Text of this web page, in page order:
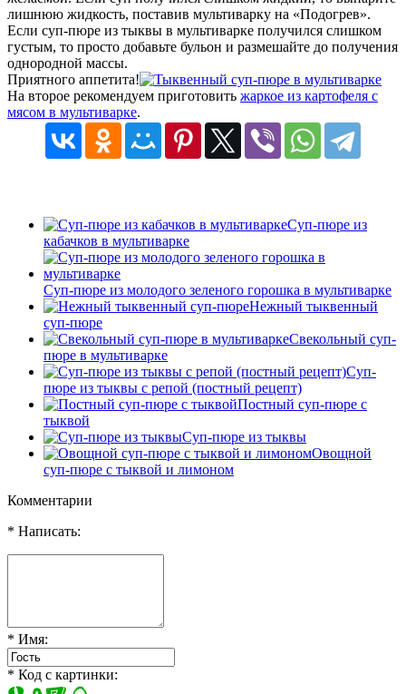
лишнюю жидкость, поставив мультиварку на «Подогрев».
Если суп-пюре из тыквы в мультиварке получился слишком
густым, то просто добавьте бульон и размешайте до получения
однородной массы.
Приятного аппетита!
На второе рекомендуем приготовить жаркое из картофеля с
мясом в мультиварке.
Суп-пюре из
кабачков в мультиварке
Суп-пюре из молодого зеленого горошка в мультиварке
Нежный тыквенный
суп-пюре
Свекольный суп-
пюре в мультиварке
Суп-
пюре из тыквы с репой (постный рецепт)
Постный суп-пюре с
тыквой
Суп-пюре из тыквы
Овощной
суп-пюре с тыквой и лимоном
Комментарии
* Написать:
* Имя:
* Код с картинки: